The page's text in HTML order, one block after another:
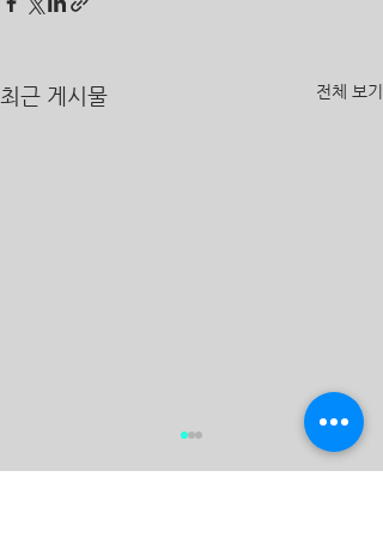
최근 게시물 전체 보기